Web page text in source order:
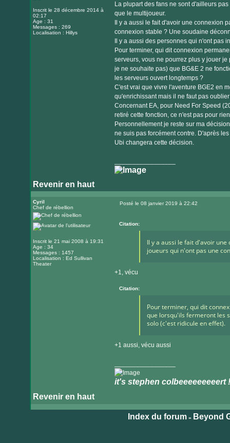
Inscrit le 28 décembre 2014 à
02:17
Age : 31
Messages : 269
Localisation : Hillys
La plupart des fans ne sont d'ailleurs
que le multijoueur.
Il y a aussi le fait d'avoir une connexion
connexion stable ? Une soudaine
Il y a aussi des personnes qui n'ont pas
Pour terminer, qui dit connexion
serveurs, vous ne pourrez plus y jouer
je ne souhaite pas) que BG&E 2 ne
les serveurs ouvert longtemps ?
C'est vrai que vivre l'aventure BGE2 en
qu'enrichissant mais il ne faut pas
Concernant EA, pour Need For Speed
retiré cette fonction, ce n'est pas pour
Personnellement je reste sur ma
ne suis pas forcément contre. D'après
Ubi changera cette décision.
Revenir en haut
Cyril
Chef de rébellion
Inscrit le 21 mai 2008 à 19:31
Age : 34
Messages : 1457
Localisation : Ed Sullivan
Theater
Posté le 08 janvier 2019 à 22:42
Citation:
Il y a aussi le fait d'avoir
joueurs qui n'ont pas une
+1, vécu
Citation:
Pour terminer, qui dit
que lorsqu'ils fermeront les
solo (c'est ridicule en effet).
+1 aussi, vécu aussi
it's stephen colbeeeeeeeeert !
Revenir en haut
le
Index du forum» Beyond